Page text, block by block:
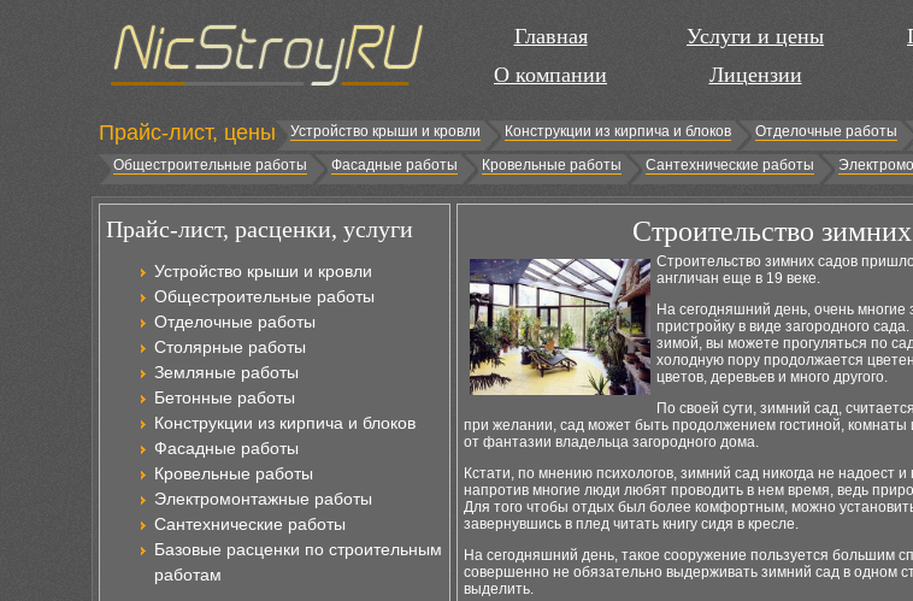
Главная
О компании
Услуги и цены
Лицензии
Прайс-лист, цены Устройство крыши и кровли Конструкции из кирпича и блоков Отделочные работы
Общестроительные работы
Фасадные работы Кровельные работы Сантехнические работы
Прайс-лист, расценки, услуги
Устройство крыши и кровли
Общестроительные работы
Отделочные работы
Столярные работы
Земляные работы
Бетонные работы
Конструкции из кирпича и блоков
Фасадные работы
Кровельные работы
Электромонтажные работы
Сантехнические работы
Базовые расценки по строительным
работам
Строительство
Строительство зимних садов
англичан еще в 19 веке.
На сегодняшний день, очень
пристройку в виде загородного
зимой, вы можете прогуляться по
холодную пору продолжается
цветов, деревьев и много другого.
По своей сути, зимний сад,
при желании, сад может быть продолжением гостиной, комнаты
от фантазии владельца загородного дома.
Кстати, по мнению психологов, зимний сад никогда не надоест
напротив многие люди любят проводить в нем время, ведь
Для того чтобы отдых был более комфортным, можно
завернувшись в плед читать книгу сидя в кресле.
На сегодняшний день, такое сооружение пользуется большим
совершенно не обязательно выдерживать зимний сад в одном
выделить.